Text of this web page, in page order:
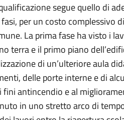
segue quello di
per un costo complessivo di
La prima fase ha visto i
terra e il primo piano
di un’ulteriore aula
delle porte interne e di
fini antincendio e al
in uno stretto arco di